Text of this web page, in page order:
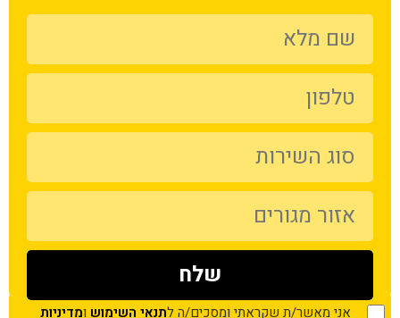
אני מאשר/ת שקראתי ומסכים/ה לתנאי השימוש ומדיניות